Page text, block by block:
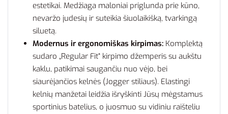
estetikai. Medžiaga maloniai priglunda prie kūno,
nevaržo judesių ir suteikia šiuolaikišką, tvarkingą
siluetą.
Modernus ir ergonomiškas kirpimas: Komplektą
sudaro „Regular Fit“ kirpimo džemperis su aukštu
kaklu, patikimai saugančiu nuo vėjo, bei
siaurėjančios kelnės (Jogger stiliaus). Elastingi
kelnių manžetai leidžia išryškinti Jūsų mėgstamus
sportinius batelius, o juosmuo su vidiniu raišteliu